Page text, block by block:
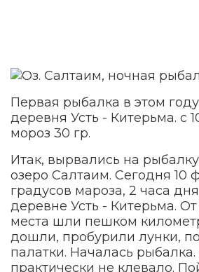
Первая рыбалка в этом
деревня Усть - Китерьма. с
мороз 30 гр.
Итак, вырвались на
озеро Салтаим. Сегодня 10
градусов мароза, 2 часа
деревне Усть - Китерьма.
места шли пешком
дошли, пробурили лунки,
палатки. Началась
практически не клевало.